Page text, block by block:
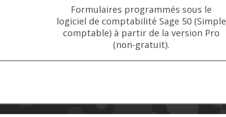
Formulaires programmés sous le
logiciel de comptabilité Sage 50 (Simple
comptable) à partir de la version Pro
(non-gratuit).